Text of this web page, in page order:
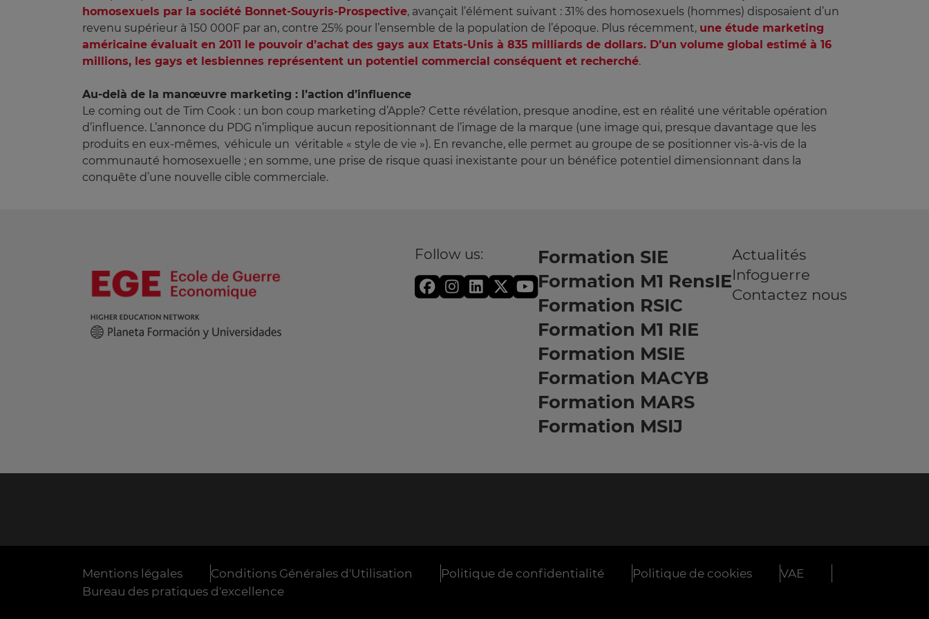
homosexuels par la société Bonnet-Souyris-Prospective, avançait l’élément suivant : 31% des homosexuels (hommes) disposaient d’un
revenu supérieur à 150 000F par an, contre 25% pour l’ensemble de la population de l’époque. Plus récemment, une étude marketing
américaine évaluait en 2011 le pouvoir d’achat des gays aux Etats-Unis à 835 milliards de dollars. D’un volume global estimé à 16
millions, les gays et lesbiennes représentent un potentiel commercial conséquent et recherché.
Au-delà de la manœuvre marketing : l’action d’influence
Le coming out de Tim Cook : un bon coup marketing d’Apple? Cette révélation, presque anodine, est en réalité une véritable opération
d’influence. L’annonce du PDG n’implique aucun repositionnant de l’image de la marque (une image qui, presque davantage que les
produits en eux-mêmes, véhicule un véritable « style de vie »). En revanche, elle permet au groupe de se positionner vis-à-vis de la
communauté homosexuelle ; en somme, une prise de risque quasi inexistante pour un bénéfice potentiel dimensionnant dans la
conquête d’une nouvelle cible commerciale.
Follow us:
Formation SIE
Formation M1 RensIE
Formation RSIC
Formation M1 RIE
Formation MSIE
Formation MACYB
Formation MARS
Formation MSIJ
Actualités
Infoguerre
Contactez nous
Mentions légales Conditions Générales d'Utilisation Politique de confidentialité Politique de cookies
VAE
Bureau des pratiques d'excellence